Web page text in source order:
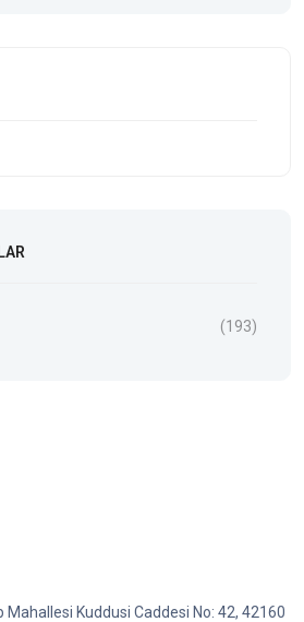
(193)
Mahallesi Kuddusi Caddesi No: 42, 42160